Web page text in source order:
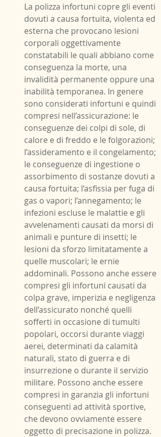
La polizza infortuni copre gli eventi
dovuti a causa fortuita, violenta ed
esterna che provocano lesioni
corporali oggettivamente
constatabili le quali abbiano come
conseguenza la morte, una
invalidità permanente oppure una
inabilità temporanea. In genere
sono considerati infortuni e quindi
compresi nell’assicurazione: le
conseguenze dei colpi di sole, di
calore e di freddo e le folgorazioni;
l’assideramento e il congelamento;
le conseguenze di ingestione o
assorbimento di sostanze dovuti a
causa fortuita; l’asfissia per fuga di
gas o vapori; l’annegamento; le
infezioni escluse le malattie e gli
avvelenamenti causati da morsi di
animali e punture di insetti; le
lesioni da sforzo limitatamente a
quelle muscolari; le ernie
addominali. Possono anche essere
compresi gli infortuni causati da
colpa grave, imperizia e negligenza
dell’assicurato nonché quelli
sofferti in occasione di tumulti
popolari, occorsi durante viaggi
aerei, determinati da calamità
naturali, stato di guerra e di
insurrezione o durante il servizio
militare. Possono anche essere
compresi in garanzia gli infortuni
conseguenti ad attività sportive,
che devono ovviamente essere
oggetto di precisazione in polizza.